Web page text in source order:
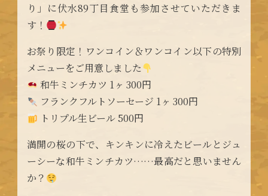
り」に伏水89丁目食堂も参加させていただきま
す！
お祭り限定！ワンコイン＆ワンコイン以下の特別
メニューをご用意しました
和牛ミンチカツ 1ヶ 300円
フランクフルトソーセージ 1ヶ 300円
トリプル生ビール 500円
満開の桜の下で、キンキンに冷えたビールとジュ
ーシーな和牛ミンチカツ……最高だと思いません
か？